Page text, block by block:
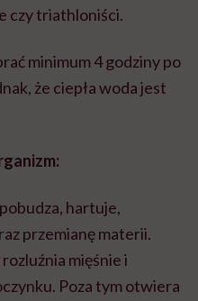
czy triathloniści.
minimum 4 godziny po
że ciepła woda jest
hartuje,
przemianę materii.
mięśnie i
Poza tym otwiera